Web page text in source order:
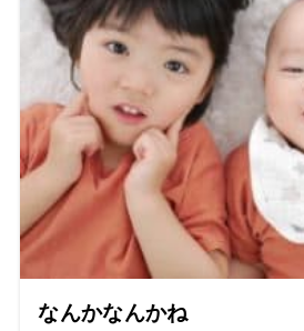
なんかなんかね